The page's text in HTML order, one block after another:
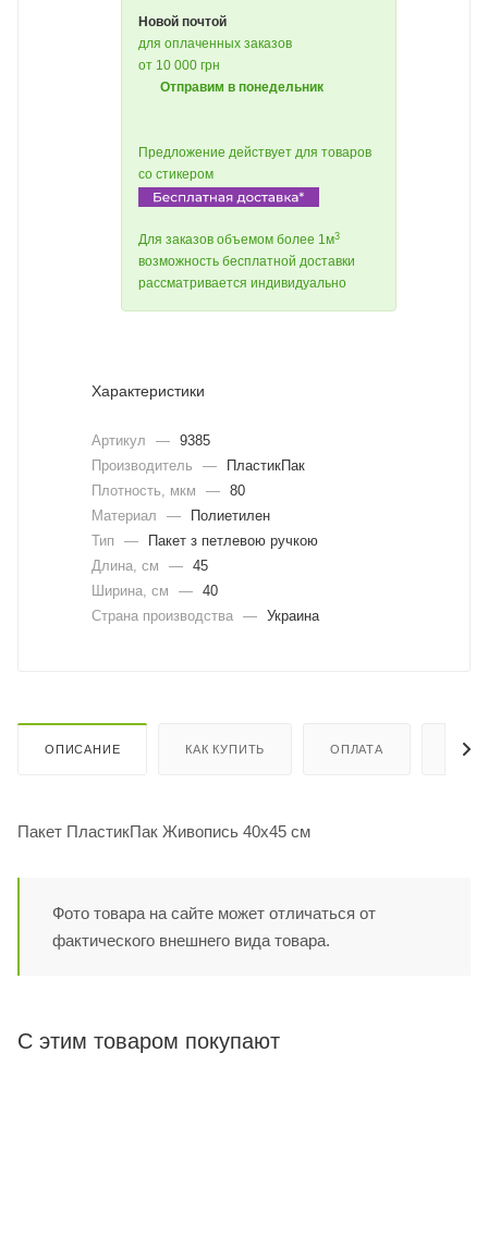
Новой почтой
для оплаченных заказов
от 10 000 грн
Отправим в понедельник
Предложение действует для товаров
со стикером
Для заказов объемом более 1м3
возможность бесплатной доставки
рассматривается индивидуально
Характеристики
Артикул — 9385
Производитель
—
ПластикПак
Плотность, мкм
— 80
Материал
—
Полиетилен
Тип
—
Пакет з петлевою ручкою
Длина, cм
— 45
Ширина, cм
— 40
Страна производства — Украина
ОПИСАНИЕ КАК КУПИТЬ ОПЛАТА
Пакет ПластикПак Живопись 40х45 см
Фото товара на сайте может отличаться от
фактического внешнего вида товара.
С этим товаром покупают